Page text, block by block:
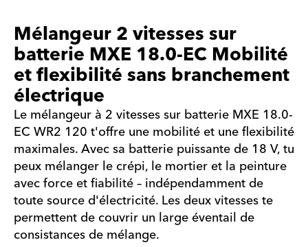
Mélangeur 2 vitesses sur
batterie MXE 18.0-EC Mobilité
et flexibilité sans branchement
électrique
Le mélangeur à 2 vitesses sur batterie MXE 18.0-
EC WR2 120 t'offre une mobilité et une flexibilité
maximales. Avec sa batterie puissante de 18 V, tu
peux mélanger le crépi, le mortier et la peinture
avec force et fiabilité – indépendamment de
toute source d'électricité. Les deux vitesses te
permettent de couvrir un large éventail de
consistances de mélange.